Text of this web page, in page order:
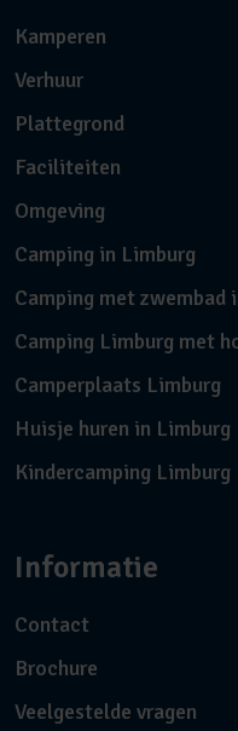
Kamperen
Verhuur
Plattegrond
Faciliteiten
Omgeving
Camping in Limburg
Camping met zwembad
Camping Limburg met
Camperplaats Limburg
Huisje huren in Limburg
Kindercamping Limburg
Informatie
Contact
Brochure
Veelgestelde vragen